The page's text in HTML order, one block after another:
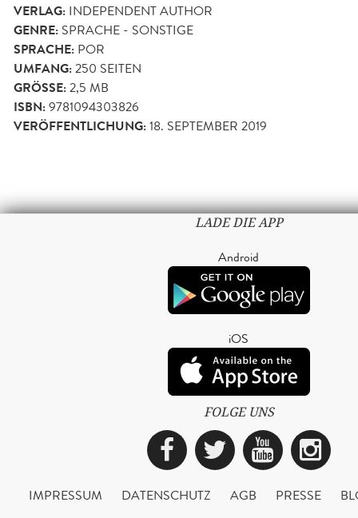
VERLAG: INDEPENDENT AUTHOR
GENRE: SPRACHE - SONSTIGE
SPRACHE: POR
UMFANG:250 SEITEN
GRÖSSE: 2,5 MB
ISBN:9781094303826
VERÖFFENTLICHUNG:18. SEPTEMBER 2019
LADE DIE APP
Android
iOS
FOLGE UNS
Facebook
Twitter
IMPRESSUM DATENSCHUTZ AGB PRESSE